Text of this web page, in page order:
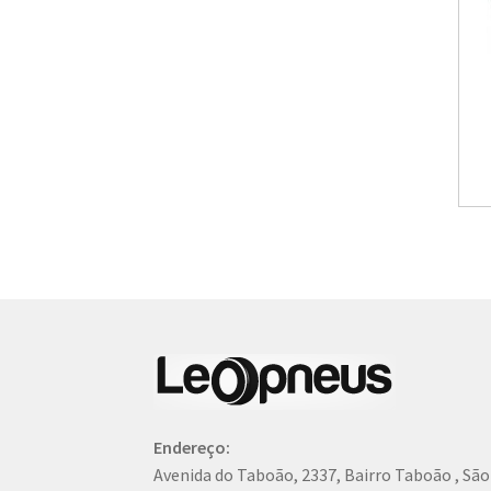
Endereço:
Avenida do Taboão, 2337, Bairro Taboão ,